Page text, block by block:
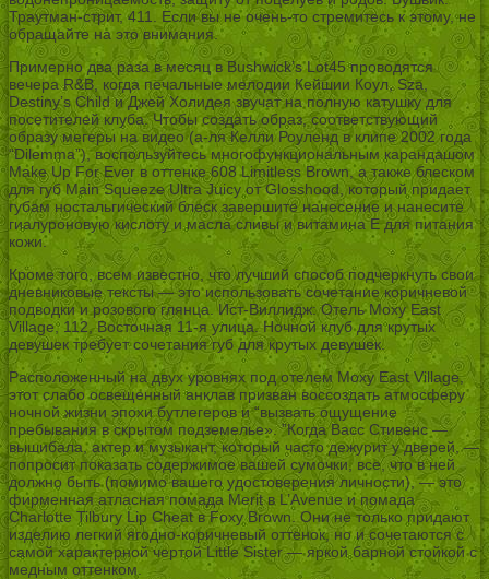
Траутман-стрит, 411. Если вы не очень-то стремитесь к этому, не
обращайте на это внимания.
Примерно два раза в месяц в Bushwick’s Lot45 проводятся
вечера R&B, когда печальные мелодии Кейшии Коул, Sza,
Destiny’s Child и Джей Холидея звучат на полную катушку для
посетителей клуба. Чтобы создать образ, соответствующий
образу мегеры на видео (а-ля Келли Роуленд в клипе 2002 года
“Dilemma”), воспользуйтесь многофункциональным карандашом
Make Up For Ever в оттенке 608 Limitless Brown, а также блеском
для губ Main Squeeze Ultra Juicy от Glosshood, который придает
губам ностальгический блеск завершите нанесение и нанесите
гиалуроновую кислоту и масла сливы и витамина Е для питания
кожи.
Кроме того, всем известно, что лучший способ подчеркнуть свои
дневниковые тексты — это использовать сочетание коричневой
подводки и розового глянца. Ист-Виллидж: Отель Moxy East
Village, 112, Восточная 11-я улица. Ночной клуб для крутых
девушек требует сочетания губ для крутых девушек.
Расположенный на двух уровнях под отелем Moxy East Village,
этот слабо освещенный анклав призван воссоздать атмосферу
ночной жизни эпохи бутлегеров и “вызвать ощущение
пребывания в скрытом подземелье». ”Когда Васс Стивенс —
вышибала, актер и музыкант, который часто дежурит у дверей, —
попросит показать содержимое вашей сумочки, все, что в ней
должно быть (помимо вашего удостоверения личности), — это
фирменная атласная помада Merit в L’Avenue и помада
Charlotte Tilbury Lip Cheat в Foxy Brown. Они не только придают
изделию легкий ягодно-коричневый оттенок, но и сочетаются с
самой характерной чертой Little Sister — яркой барной стойкой с
медным оттенком.